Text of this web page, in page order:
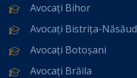
Avocați Bihor
Avocați Bistrița-Năsăud
Avocați Botoșani
Avocați Brăila